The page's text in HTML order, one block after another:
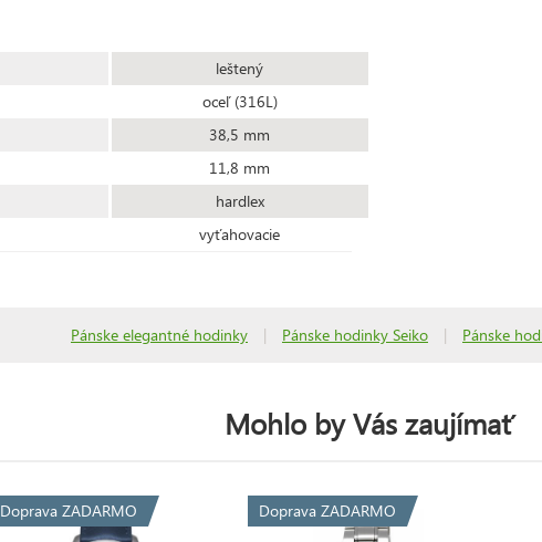
leštený
oceľ (316L)
38,5 mm
11,8 mm
hardlex
vyťahovacie
Pánske elegantné hodinky | Pánske hodinky Seiko | Pánske
Mohlo by Vás zaujímať
Doprava ZADARMO Doprava ZADARMO